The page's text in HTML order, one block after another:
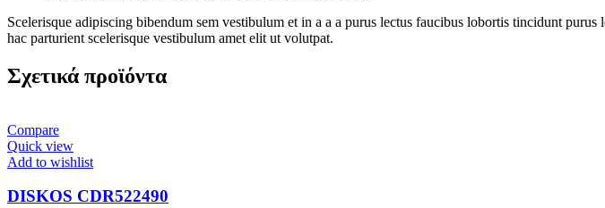
Scelerisque adipiscing bibendum sem vestibulum et in a a a purus lectus faucibus lobortis tincidunt
hac parturient scelerisque vestibulum amet elit ut volutpat.
Σχετικά προϊόντα
Compare
Quick view
Add to wishlist
DISKOS CDR522490